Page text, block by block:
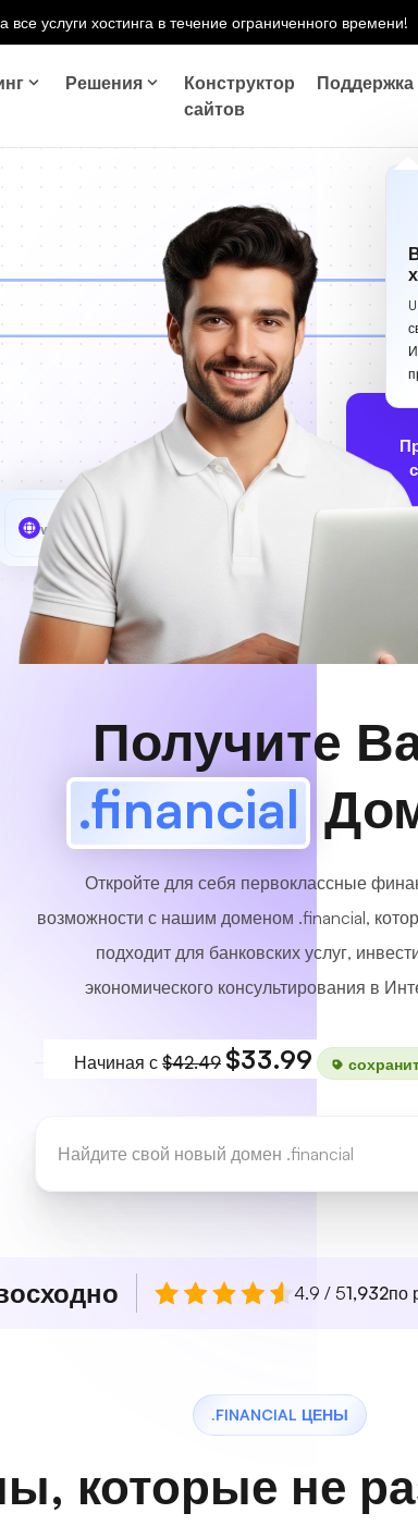
услуги хостинга в течение ограниченного времени!
Решения
Конструктор
сайтов
Поддержка
www MyCafe
Получите
.financial
Откройте для себя первоклассные
возможности с нашим доменом .financial,
подходит для банковских услуг,
экономического консультирования в
Начиная с $42.49 $33.99
4.9 / 51,932по
.FINANCIAL ЦЕНЫ
которые не